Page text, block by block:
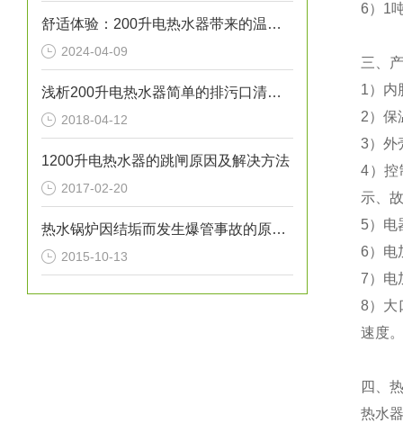
舒适体验：200升电热水器带来的温馨沐浴时光
2024-04-09
浅析200升电热水器简单的排污口清洁方法
2018-04-12
1200升电热水器的跳闸原因及解决方法
2017-02-20
热水锅炉因结垢而发生爆管事故的原因分析
2015-10-13
6）1
三、
1） 内
2） 保
3）外
4）控
示、
5）电
6）电
7）电
8） 大
速度。
四、
热水